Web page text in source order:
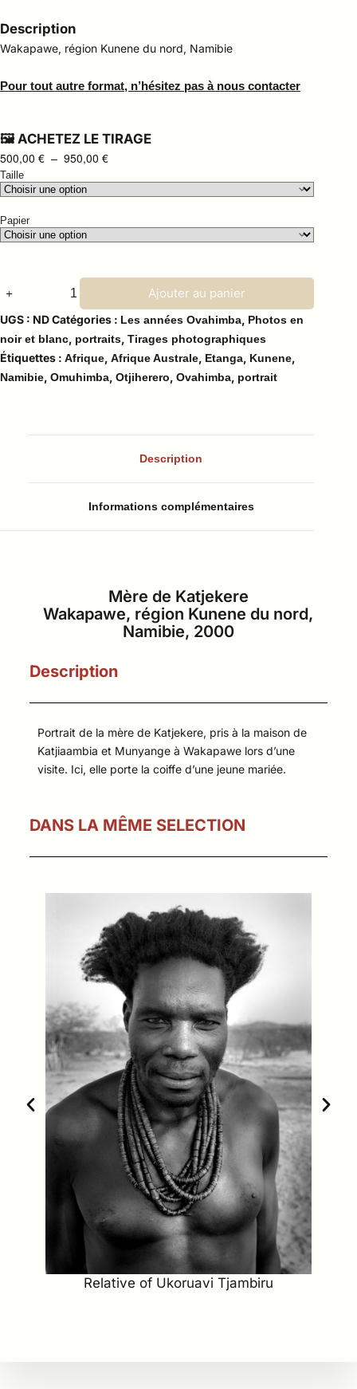
Description
Wakapawe, région Kunene du nord, Namibie
Pour tout autre format, n’hésitez pas à nous contacter
🖼️ ACHETEZ LE TIRAGE
500,00 € – 950,00 €
Taille
Papier
Ajouter au panier
UGS : NDCatégories : Les années Ovahimba, Photos en
noir et blanc, portraits, Tirages photographiques
Étiquettes : Afrique, Afrique Australe, Etanga, Kunene,
Namibie, Omuhimba, Otjiherero, Ovahimba, portrait
Description
Informations complémentaires
Mère de Katjekere
Wakapawe, région Kunene du nord,
Namibie, 2000
Description
Portrait de la mère de Katjekere, pris à la maison de
Katjiaambia et Munyange à Wakapawe lors d’une
visite. Ici, elle porte la coiffe d’une jeune mariée.
DANS LA MÊME SELECTION
Relative of Ukoruavi Tjambiru